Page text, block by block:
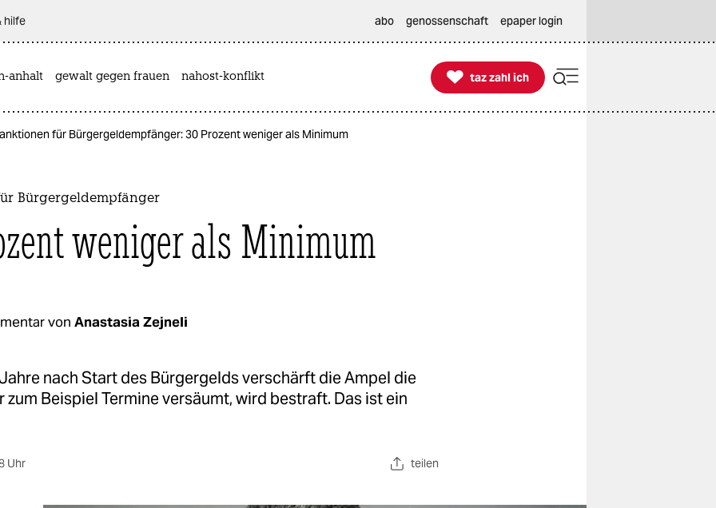
hilfe abo genossenschaft epaper login
anhalt gewalt gegen frauen nahost-konflikt 
taz zahl ich
taz zahl ich
für Bürgergeldempfänger: 30 Prozent weniger als Minimum
Bürgergeldempfänger
weniger als Minimum
von Anastasia Zejneli
nach Start des Bürgergelds verschärft die Ampel die
zum Beispiel Termine versäumt, wird bestraft. Das ist ein
Uhr teilen